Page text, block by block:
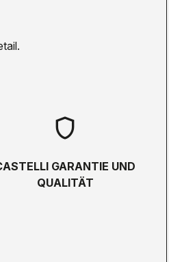
shield
GARANTIE UND
QUALITÄT